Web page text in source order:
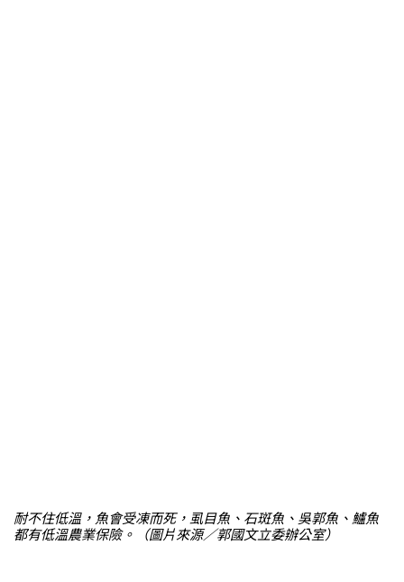
耐不住低溫，魚會受凍而死，虱目魚、石斑魚、吳郭魚、鱸魚
都有低溫農業保險。（圖片來源／郭國文立委辦公室）